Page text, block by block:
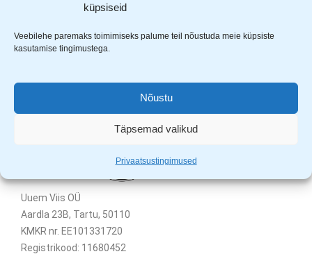
küpsiseid
Veebilehe paremaks toimimiseks palume teil nõustuda meie küpsiste
kasutamise tingimustega.
Nõustu
Täpsemad valikud
Privaatsustingimused
Uuem Viis OÜ
Aardla 23B, Tartu, 50110
KMKR nr. EE101331720
Registrikood: 11680452